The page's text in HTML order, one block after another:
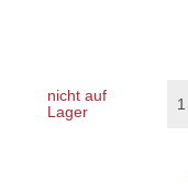
nicht auf
Lager